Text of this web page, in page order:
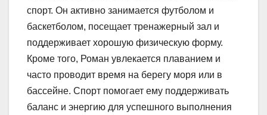
спорт. Он активно занимается футболом и
баскетболом, посещает тренажерный зал и
поддерживает хорошую физическую форму.
Кроме того, Роман увлекается плаванием и
часто проводит время на берегу моря или в
бассейне. Спорт помогает ему поддерживать
баланс и энергию для успешного выполнения